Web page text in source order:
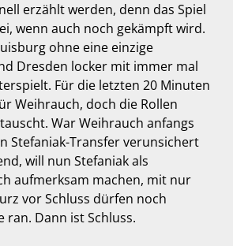
erzählt werden, denn das Spiel
wenn auch noch gekämpft wird.
ohne eine einzige
Dresden locker mit immer mal
Für die letzten 20 Minuten
Weihrauch, doch die Rollen
War Weihrauch anfangs
Stefaniak-Transfer verunsichert
will nun Stefaniak als
aufmerksam machen, mit nur
vor Schluss dürfen noch
ran. Dann ist Schluss.